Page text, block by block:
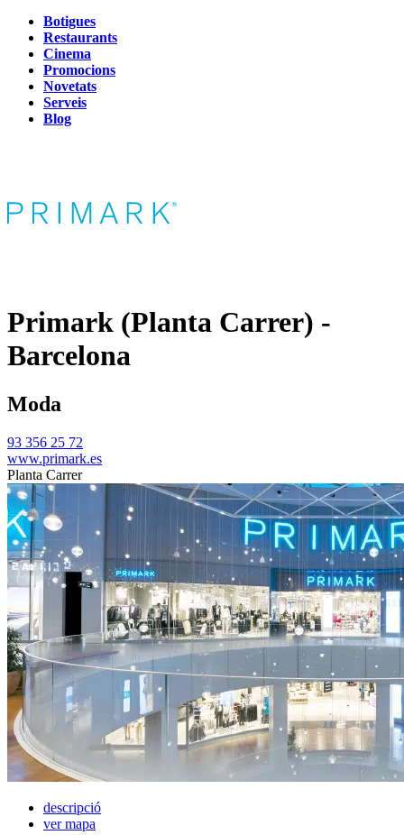
Botigues
Restaurants
Cinema
Promocions
Novetats
Serveis
Blog
Primark (Planta Carrer) -
Barcelona
Moda
93 356 25 72
www.primark.es
Planta Carrer
descripció
ver mapa